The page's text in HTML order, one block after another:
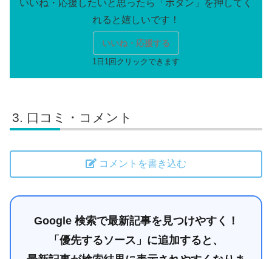
いいね・応援する
口コミ・コメント
コメントを書き込む
Google 検索で最新記事を見つけやすく！
「優先するソース」に追加すると、